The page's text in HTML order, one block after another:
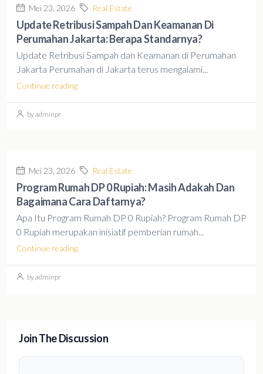
Mei 23, 2026 Real Estate
Update Retribusi Sampah Dan Keamanan Di
Perumahan Jakarta: Berapa Standarnya?
Update Retribusi Sampah dan Keamanan di Perumahan
Jakarta Perumahan di Jakarta terus mengalami...
Continue reading
by adminpr
Mei 23, 2026 Real Estate
Program Rumah DP 0 Rupiah: Masih Adakah Dan
Bagaimana Cara Daftarnya?
Apa Itu Program Rumah DP 0 Rupiah? Program Rumah DP
0 Rupiah merupakan inisiatif pemberian rumah...
Continue reading
by adminpr
Join The Discussion